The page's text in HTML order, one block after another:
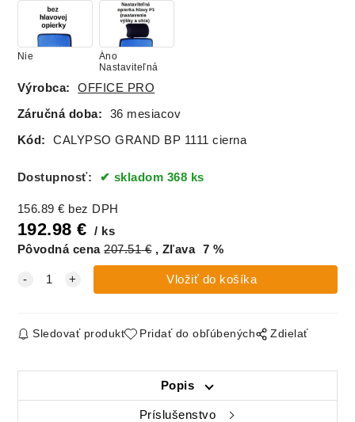
Nie
Áno
Nastaviteľná
Výrobca: OFFICE PRO
Záručná doba: 36 mesiacov
Kód: CALYPSO GRAND BP 1111 cierna
Dostupnosť: skladom 368 ks
156.89 € bez DPH
192.98 €
ks
Pôvodná cena 207.51€ Zľava 7 %
Sledovať produkt Pridať do obľúbených Zdielať
Popis
Príslušenstvo